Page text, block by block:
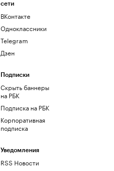
сети
ВКонтакте
Одноклассники
Telegram
Дзен
Подписки
Скрыть баннеры
на РБК
Подписка на РБК
Корпоративная
подписка
Уведомления
RSS Новости